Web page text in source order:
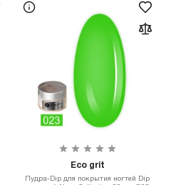
Eco grit
Пудра-Dip для покрытия ногтей Dip